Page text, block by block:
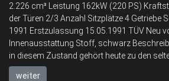
2.226 cm³ Leistung 162kW (220 PS)
der Türen 2/3 Anzahl Sitzplätze 4 Getriebe
1991 Erstzulassung 15.05.1991 TÜV Neu
Innenausstattung Stoff, schwarz
in diesem Zustand gehört heute zu den
weiter